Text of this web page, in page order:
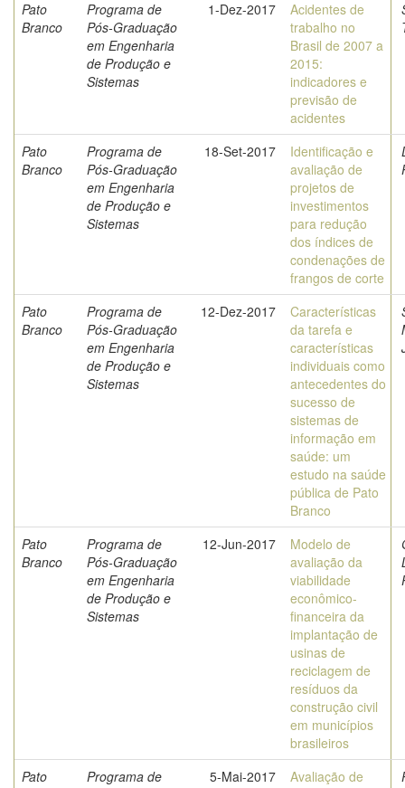
Pato
Branco
Programa de
Pós-Graduação
em Engenharia
de Produção e
Sistemas
1-Dez-2017
Acidentes de
trabalho no
Brasil de 2007 a
2015:
indicadores e
previsão de
acidentes
Pato
Branco
Programa de
Pós-Graduação
em Engenharia
de Produção e
Sistemas
18-Set-2017
Identificação e
avaliação de
projetos de
investimentos
para redução
dos índices de
condenações de
frangos de corte
Pato
Branco
Programa de
Pós-Graduação
em Engenharia
de Produção e
Sistemas
12-Dez-2017
Características
da tarefa e
características
individuais como
antecedentes do
sucesso de
sistemas de
informação em
saúde: um
estudo na saúde
pública de Pato
Branco
Pato
Branco
Programa de
Pós-Graduação
em Engenharia
de Produção e
Sistemas
12-Jun-2017
Modelo de
avaliação da
viabilidade
econômico-
financeira da
implantação de
usinas de
reciclagem de
resíduos da
construção civil
em municípios
brasileiros
Pato
Programa de
5-Mai-2017
Avaliação de